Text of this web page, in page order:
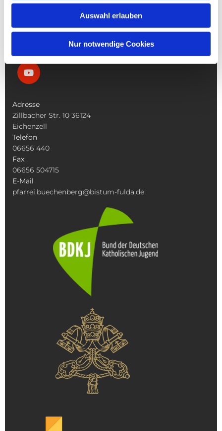
Auswahl erlauben
Nur notwendige Cookies
Die Kirchen
Adresse
Zillbacher Str. 10 36124
Eichenzell
Telefon
06656 440
Fax
06656 504715
E-Mail
pfarrei.buechenberg@bistum-fulda.de